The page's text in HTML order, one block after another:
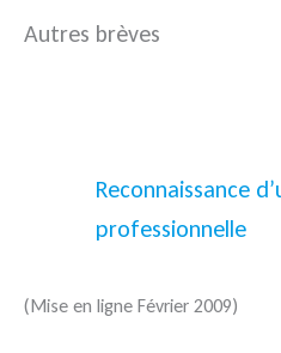
Autres brèves
Reconnaissance
professionnelle
(Mise en ligne Février 2009)